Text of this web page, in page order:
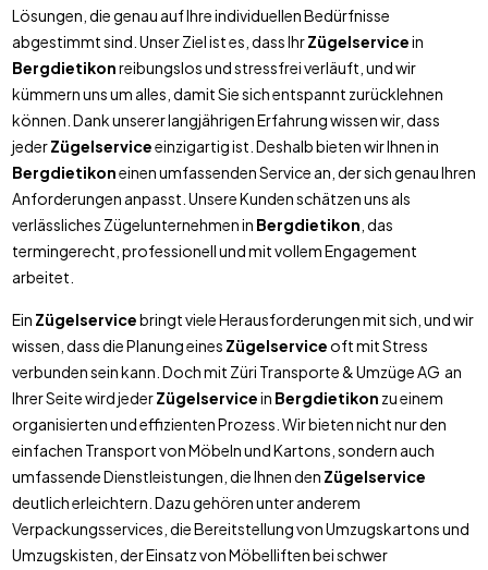
Lösungen, die genau auf Ihre individuellen Bedürfnisse
abgestimmt sind. Unser Ziel ist es, dass IhrZügelservicein
Bergdietikonreibungslos und stressfrei verläuft, und wir
kümmern uns um alles, damit Sie sich entspannt zurücklehnen
können. Dank unserer langjährigen Erfahrung wissen wir, dass
jederZügelserviceeinzigartig ist. Deshalb bieten wir Ihnen in
Bergdietikoneinen umfassenden Service an, der sich genau Ihren
Anforderungen anpasst. Unsere Kunden schätzen uns als
verlässliches Zügelunternehmen in Bergdietikon , das
termingerecht, professionell und mit vollem Engagement
arbeitet.
Ein Zügelservicebringt viele Herausforderungen mit sich, und wir
wissen, dass die Planung eines Zügelserviceoft mit Stress
verbunden sein kann. Doch mit Züri Transporte & Umzüge AG an
Ihrer Seite wird jederZügelservicein Bergdietikon zu einem
organisierten und effizienten Prozess. Wir bieten nicht nur den
einfachen Transport von Möbeln und Kartons, sondern auch
umfassende Dienstleistungen, die Ihnen den Zügelservice
deutlich erleichtern. Dazu gehören unter anderem
Verpackungsservices, die Bereitstellung von Umzugskartons und
Umzugskisten, der Einsatz von Möbelliften bei schwer